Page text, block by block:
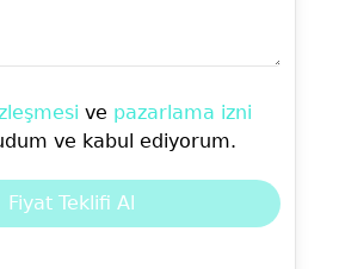
ve pazarlama izni
ve kabul ediyorum.
Fiyat Teklifi Al